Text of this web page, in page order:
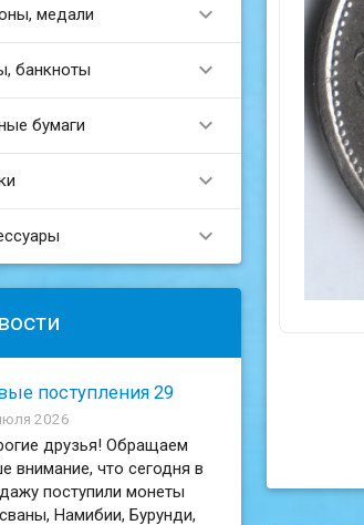
медали 
банкноты 
бумаги 


поступления 29
2026
друзья! Обращаем
внимание, что сегодня в
поступили монеты
Намибии, Бурунди,